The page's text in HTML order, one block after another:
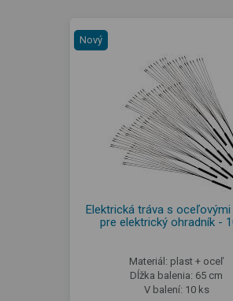
Nový
Elektrická tráva s
pre elektrický ohradník -
Materiál: plast + oceľ
Dĺžka balenia: 65 cm
V balení: 10 ks